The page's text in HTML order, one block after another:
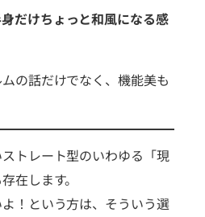
だけちょっと和風になる感
の話だけでなく、機能美も
トレート型のいわゆる「現
在します。
！という方は、そういう選